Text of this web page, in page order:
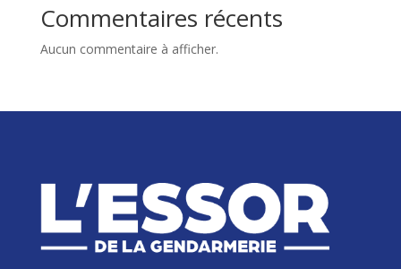
Commentaires récents
Aucun commentaire à afficher.